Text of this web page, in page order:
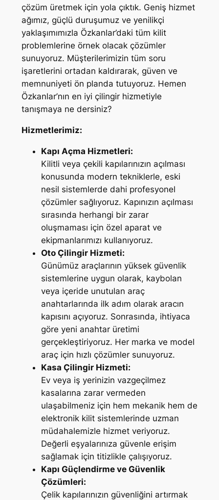
çözüm üretmek için yola çıktık. Geniş hizmet
ağımız, güçlü duruşumuz ve yenilikçi
yaklaşımımızla Özkanlar’daki tüm kilit
problemlerine örnek olacak çözümler
sunuyoruz. Müşterilerimizin tüm soru
işaretlerini ortadan kaldırarak, güven ve
memnuniyeti ön planda tutuyoruz. Hemen
Özkanlar’nın en iyi çilingir hizmetiyle
tanışmaya ne dersiniz?
Hizmetlerimiz:
Kapı Açma Hizmetleri:
Kilitli veya çekili kapılarınızın açılması
konusunda modern tekniklerle, eski
nesil sistemlerde dahi profesyonel
çözümler sağlıyoruz. Kapınızın açılması
sırasında herhangi bir zarar
oluşmaması için özel aparat ve
ekipmanlarımızı kullanıyoruz.
Oto Çilingir Hizmeti:
Günümüz araçlarının yüksek güvenlik
sistemlerine uygun olarak, kaybolan
veya içeride unutulan araç
anahtarlarında ilk adım olarak aracın
kapısını açıyoruz. Sonrasında, ihtiyaca
göre yeni anahtar üretimi
gerçekleştiriyoruz. Her marka ve model
araç için hızlı çözümler sunuyoruz.
Kasa Çilingir Hizmeti:
Ev veya iş yerinizin vazgeçilmez
kasalarına zarar vermeden
ulaşabilmeniz için hem mekanik hem de
elektronik kilit sistemlerinde uzman
müdahalemizle hizmet veriyoruz.
Değerli eşyalarınıza güvenle erişim
sağlamak için titizlikle çalışıyoruz.
Kapı Güçlendirme ve Güvenlik
Çözümleri:
Çelik kapılarınızın güvenliğini artırmak